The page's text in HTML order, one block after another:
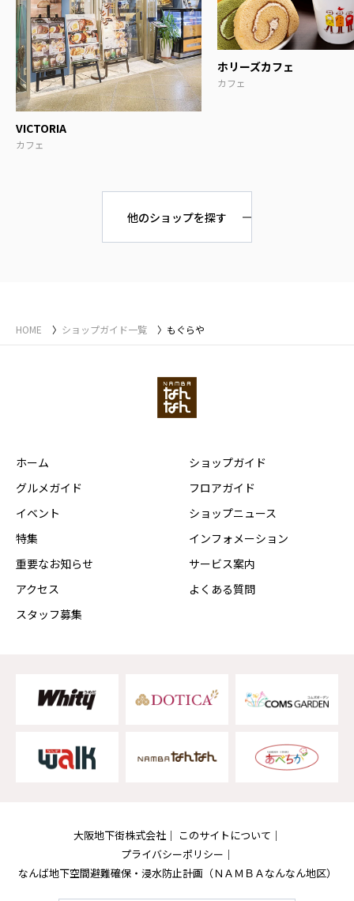
VICTORIA
カフェ
ホリーズカフェ
カフェ
他のショップを探す
HOME ショップガイド一覧 もぐらや
ホーム
グルメガイド
イベント
特集
重要なお知らせ
アクセス
スタッフ募集
ショップガイド
フロアガイド
ショップニュース
インフォメーション
サービス案内
よくある質問
大阪地下街株式会社
このサイトについて
プライバシーポリシー
なんば地下空間避難確保・浸水防止計画（ＮＡＭＢＡなんなん地区）